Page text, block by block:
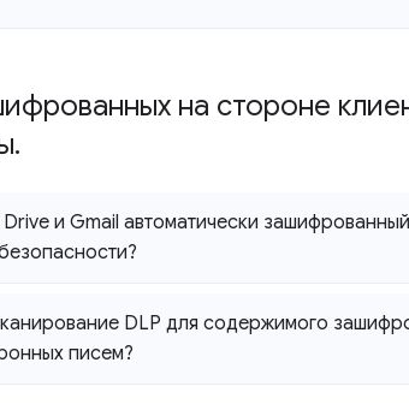
на стороне
.
и Gmail автоматически
DLP для содержимого
писем?